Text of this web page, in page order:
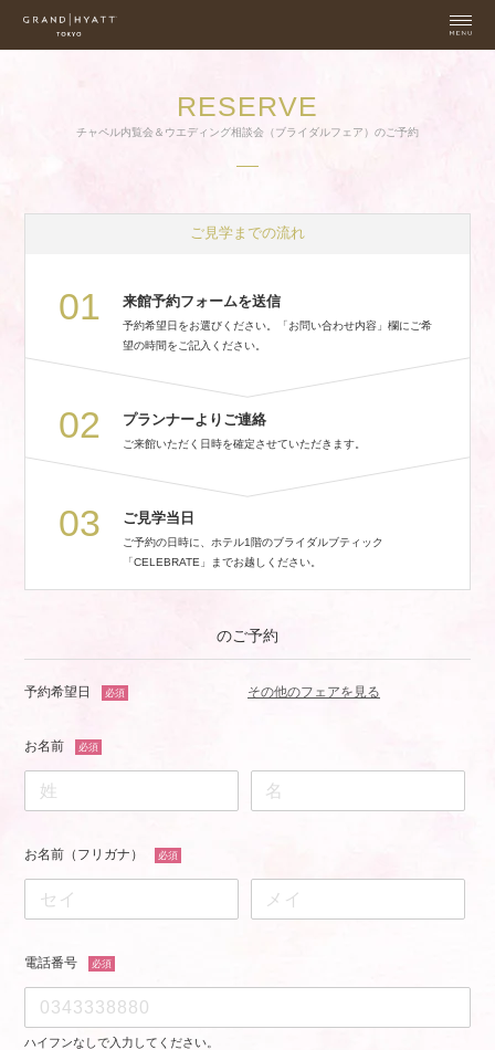
RESERVE
チャペル内覧会＆ウエディング相談会（ブライダルフェア）のご予約
ご見学までの流れ
01 来館予約フォームを送信
予約希望日をお選びください。「お問い合わせ内容」欄にご希
望の時間をご記入ください。
02 プランナーよりご連絡
ご来館いただく日時を確定させていただきます。
03 ご見学当日
ご予約の日時に、ホテル1階のブライダルブティック
「CELEBRATE」までお越しください。
のご予約
予約希望日 必須 その他のフェアを見る
お名前 必須
お名前（フリガナ） 必須
電話番号 必須
ハイフンなしで入力してください。